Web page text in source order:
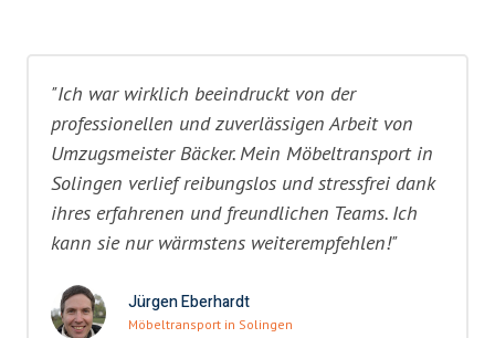
"Ich war wirklich beeindruckt von der
professionellen und zuverlässigen Arbeit von
Umzugsmeister Bäcker. Mein Möbeltransport in
Solingen verlief reibungslos und stressfrei dank
ihres erfahrenen und freundlichen Teams. Ich
kann sie nur wärmstens weiterempfehlen!"
Jürgen Eberhardt
Möbeltransport in Solingen